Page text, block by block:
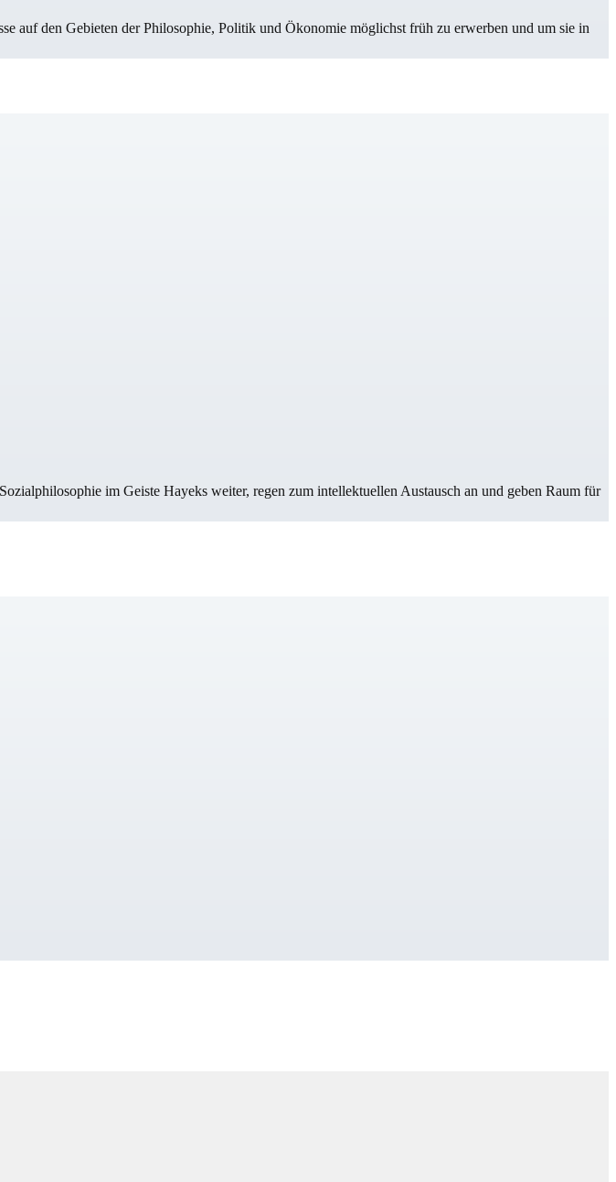
auf den Gebieten der Philosophie, Politik und Öko­no­mie möglichst früh zu erwerben und um sie in
im Geiste Hayeks weiter, regen zum intellektuellen Austausch an und geben Raum für